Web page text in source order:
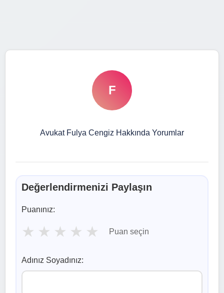
F
Avukat Fulya Cengiz Hakkında Yorumlar
Değerlendirmenizi Paylaşın
Puanınız:
★ ★ ★ ★ ★ Puan seçin
Adınız Soyadınız: